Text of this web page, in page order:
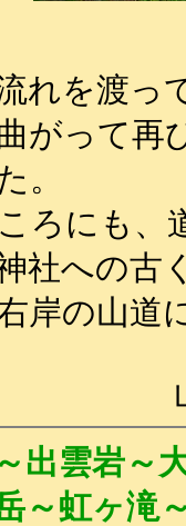
れを渡っ
がって再
。
ろにも、
社への古
岸の山道
出雲岩～
～虹ヶ滝